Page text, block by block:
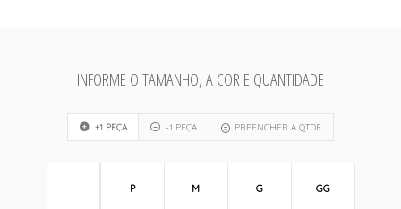
INFORME O TAMANHO, A COR E QUANTIDADE
+1 PEÇA -1 PEÇA PREENCHER A QTDE
P M G GG